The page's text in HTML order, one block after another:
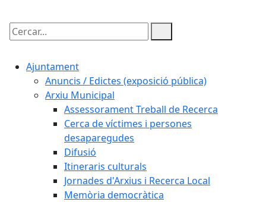
Cercar:
Ajuntament
Anuncis / Edictes (exposició pública)
Arxiu Municipal
Assessorament Treball de Recerca
Cerca de víctimes i persones
desaparegudes
Difusió
Itineraris culturals
Jornades d'Arxius i Recerca Local
Memòria democràtica